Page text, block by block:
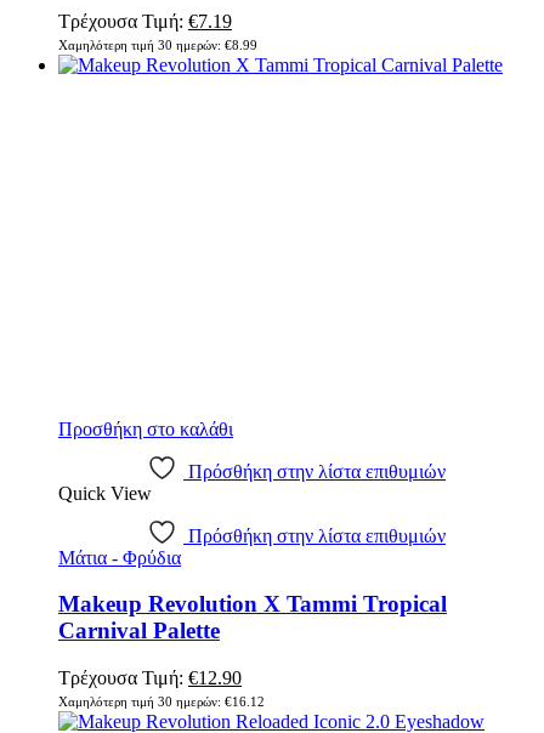
Τρέχουσα Τιμή: Original
price
was:
€7.19Η
τρέχουσα
τιμή
Χαμηλότερη τιμή 30 ημερών: €8.99
Προσθήκη στο καλάθι
Πρόσθήκη στην λίστα επιθυμιών
Quick View
Πρόσθήκη στην λίστα επιθυμιών
Μάτια - Φρύδια
Makeup Revolution X Tammi Tropical
Carnival Palette
Τρέχουσα Τιμή: Original
price
was:
€12.90Η
τρέχουσα
τιμή
Χαμηλότερη τιμή 30 ημερών: €16.12